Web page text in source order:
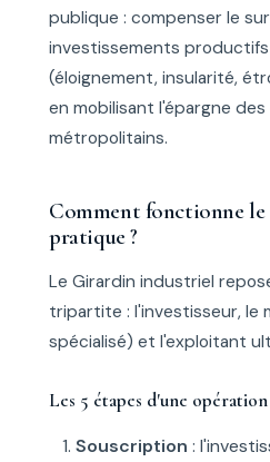
publique : compenser le
investissements
(éloignement, insularité,
en mobilisant l'épargne
métropolitains.
Comment fonctionne le
pratique ?
Le Girardin industriel
tripartite : l'investisseur, le
spécialisé) et l'exploitant
Les 5 étapes d'une
Souscription :